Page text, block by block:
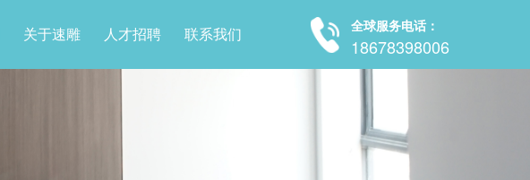
关于速雕 人才招聘 联系我们 全球服务电话：
18678398006